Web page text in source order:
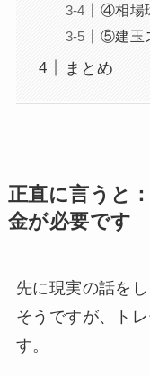
④相場
⑤建玉
まとめ
正直に言うと
金が必要です
先に現実の話を
そうですが、ト
す。